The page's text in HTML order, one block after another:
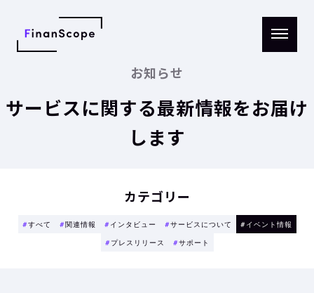
く
お知らせ
サービスに関する最新情報をお届け
します
カテゴリー
#すべて #関連情報 # インタビュー #サービスについて # イベント情報
# プレスリリース #サポート